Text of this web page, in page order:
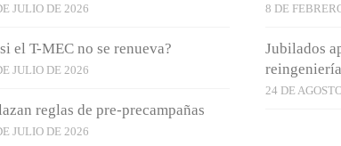
JULIO DE 2026
el T-MEC no se renueva?
JULIO DE 2026
reglas de pre-precampañas
JULIO DE 2026
8 DE
Jubilados
24 DE